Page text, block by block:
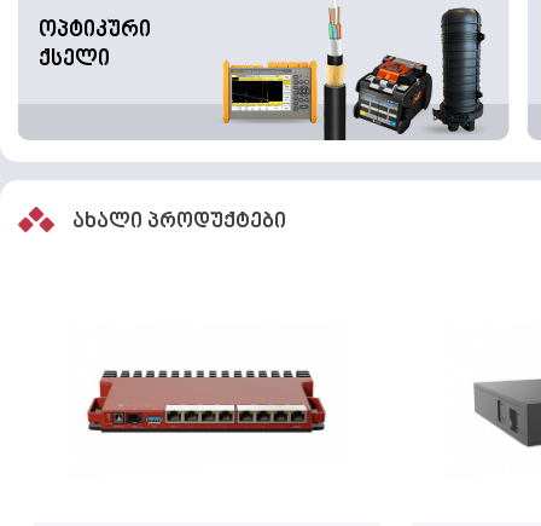
ოპტიკური
ქსელი
ახალი პროდუქტები